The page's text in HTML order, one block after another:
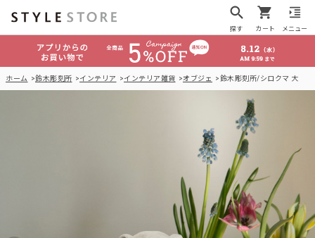
探す カート メニュー
ホーム 鈴木彫刻所 インテリア インテリア雑貨 オブジェ 鈴木彫刻所/シロクマ 大